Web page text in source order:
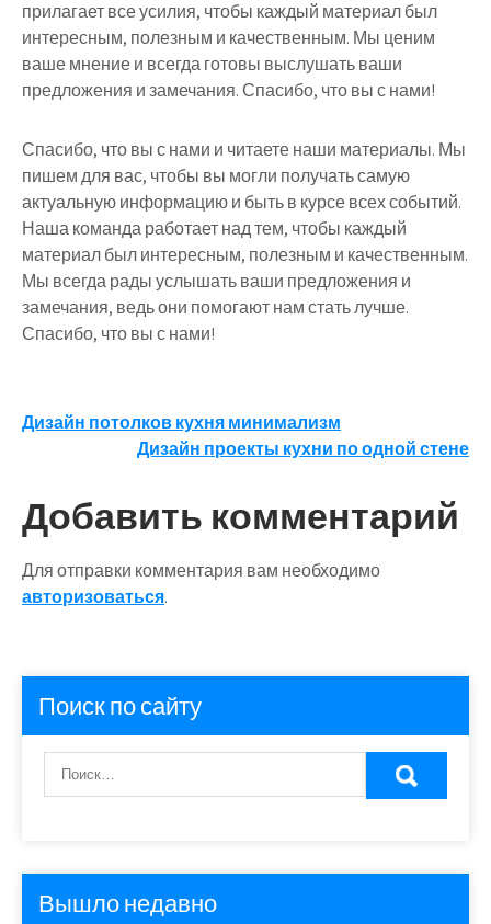
прилагает все усилия, чтобы каждый материал был
интересным, полезным и качественным. Мы ценим
ваше мнение и всегда готовы выслушать ваши
предложения и замечания. Спасибо, что вы с нами!
Спасибо, что вы с нами и читаете наши материалы. Мы
пишем для вас, чтобы вы могли получать самую
актуальную информацию и быть в курсе всех событий.
Наша команда работает над тем, чтобы каждый
материал был интересным, полезным и качественным.
Мы всегда рады услышать ваши предложения и
замечания, ведь они помогают нам стать лучше.
Спасибо, что вы с нами!
Навигация
записям
Дизайн потолков кухня минимализм
Дизайн проекты кухни по одной стене
Добавить комментарий
Для отправки комментария вам необходимо
авторизоваться.
Поиск по сайту
Вышло недавно